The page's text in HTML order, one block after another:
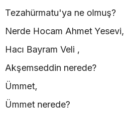
Tezahürmatu'ya ne olmuş?
Nerde Hocam Ahmet Yesevi,
Hacı Bayram Veli ,
Akşemseddin nerede?
Ümmet,
Ümmet nerede?